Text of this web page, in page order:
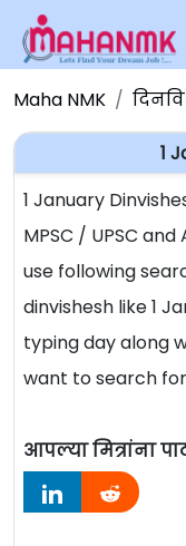
Maha NMK
1
1 January
MPSC / UPSC
use following
dinvishesh like 1
typing day along
want to search
आपल्या मित्रांना